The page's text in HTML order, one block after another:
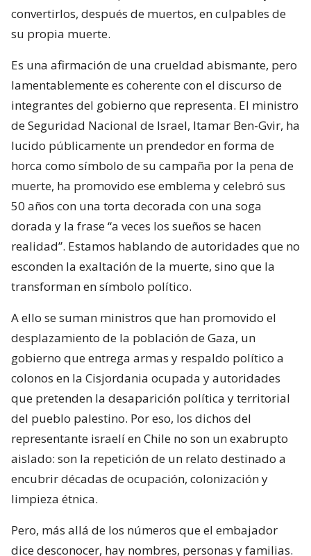
convertirlos, después de muertos, en culpables de
su propia muerte.
Es una afirmación de una crueldad abismante, pero
lamentablemente es coherente con el discurso de
integrantes del gobierno que representa. El ministro
de Seguridad Nacional de Israel, Itamar Ben-Gvir, ha
lucido públicamente un prendedor en forma de
horca como símbolo de su campaña por la pena de
muerte, ha promovido ese emblema y celebró sus
50 años con una torta decorada con una soga
dorada y la frase “a veces los sueños se hacen
realidad”. Estamos hablando de autoridades que no
esconden la exaltación de la muerte, sino que la
transforman en símbolo político.
A ello se suman ministros que han promovido el
desplazamiento de la población de Gaza, un
gobierno que entrega armas y respaldo político a
colonos en la Cisjordania ocupada y autoridades
que pretenden la desaparición política y territorial
del pueblo palestino. Por eso, los dichos del
representante israelí en Chile no son un exabrupto
aislado: son la repetición de un relato destinado a
encubrir décadas de ocupación, colonización y
limpieza étnica.
Pero, más allá de los números que el embajador
dice desconocer, hay nombres, personas y familias.